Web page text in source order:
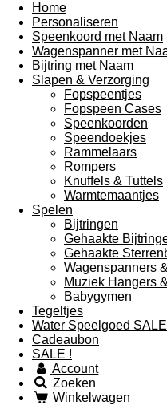
Home
Personaliseren
Speenkoord met Naam
Wagenspanner met
Bijtring met Naam
Slapen & Verzorging
Fopspeentjes
Fopspeen Cases
Speenkoorden
Speendoekjes
Rammelaars
Rompers
Knuffels & Tuttels
Warmtemaantjes
Spelen
Bijtringen
Gehaakte
Gehaakte
Wagenspanners
Muziek Hangers
Babygymen
Tegeltjes
Water Speelgoed
Cadeaubon
SALE !
Account
Zoeken
Winkelwagen